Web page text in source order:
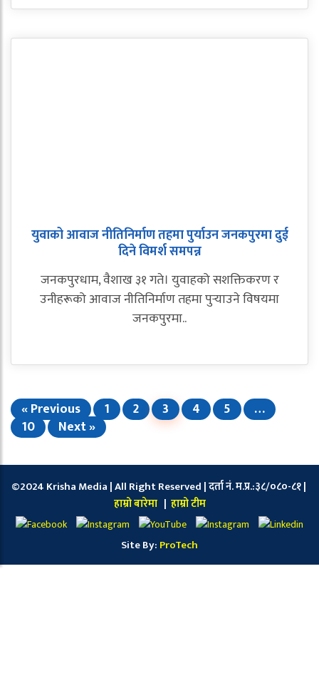
युवाको आवाज नीतिनिर्माण तहमा पुर्याउन जनकपुरमा दुई
दिने विमर्श समपन्न
जनकपुरधाम, वैशाख ३१ गते। युवाहको सशक्तिकरण र
उनीहरूको आवाज नीतिनिर्माण तहमा पुर्‍याउने विषयमा
जनकपुरमा..
« Previous 1 2 3 4 5
…
10
Next »
©2024 Krisha Media | All Right Reserved | दर्ता नं. म.प्र.:३८/०८०-८१ |
हाम्रो बारेमा | हाम्रो टीम
Site By: ProTech